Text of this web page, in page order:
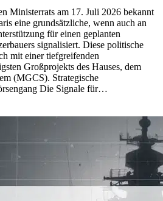
Ministerrats am 17. Juli 2026 bekannt
eine grundsätzliche, wenn auch an
für einen geplanten
signalisiert. Diese politische
mit einer tiefgreifenden
Großprojekts des Hauses, dem
(MGCS). Strategische
Die Signale für…